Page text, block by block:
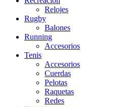
Relojes
Rugby
Balones
Running
Accesorios
Tenis
Accesorios
Cuerdas
Pelotas
Raquetas
Redes